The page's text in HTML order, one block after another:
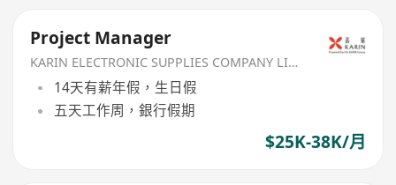
Project Manager
KARIN ELECTRONIC SUPPLIES COMPANY LIMITED
14天有薪年假，生日假
五天工作周，銀行假期
$25K-38K/月